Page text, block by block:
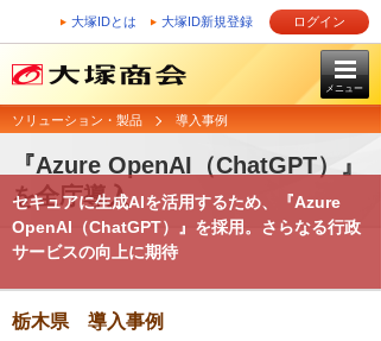
大塚IDとは 大塚ID新規登録 ログイン
メニュー
ソリューション・製品 導入事例
『Azure OpenAI（ChatGPT）』
を全庁導入
セキュアに生成AIを活用するため、『Azure
OpenAI（ChatGPT）』を採用。さらなる行政
サービスの向上に期待
栃木県 導入事例